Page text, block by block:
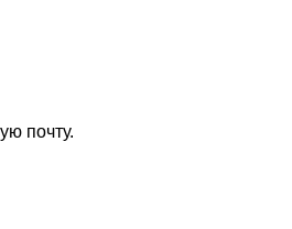
почту.